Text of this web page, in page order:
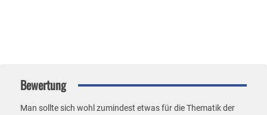
Bewertung
Man sollte sich wohl zumindest etwas für die Thematik der